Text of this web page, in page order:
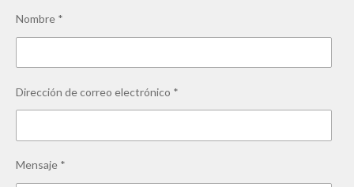
Nombre *
Dirección de correo electrónico *
Mensaje *